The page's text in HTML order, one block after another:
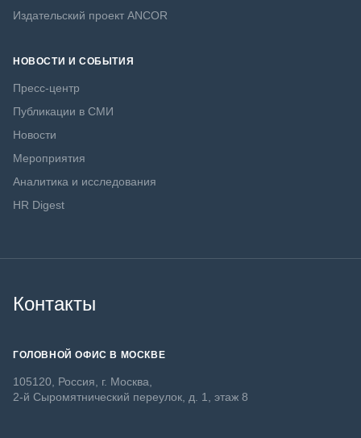
Издательский проект ANCOR
НОВОСТИ И СОБЫТИЯ
Пресс-центр
Публикации в СМИ
Новости
Мероприятия
Аналитика и исследования
HR Digest
Контакты
ГОЛОВНОЙ ОФИС В МОСКВЕ
105120, Россия, г. Москва,
2-й Сыромятнический переулок, д. 1, этаж 8